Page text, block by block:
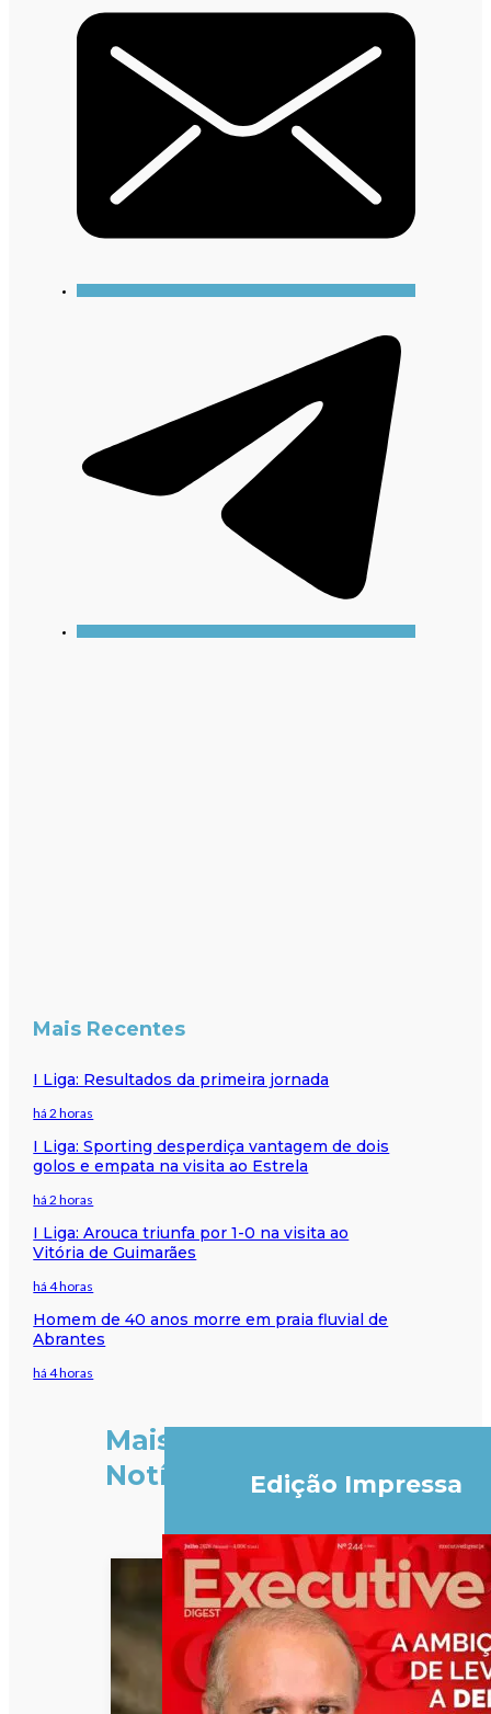
Mais Recentes
I Liga: Resultados da primeira jornada
há 2 horas
I Liga: Sporting desperdiça vantagem de dois
golos e empata na visita ao Estrela
há 2 horas
I Liga: Arouca triunfa por 1-0 na visita ao
Vitória de Guimarães
há 4 horas
Homem de 40 anos morre em praia fluvial de
Abrantes
há 4 horas
Mais
Notícias
Edição Impressa